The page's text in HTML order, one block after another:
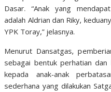
Dasar.
“Anak yang
adalah Aldrian dan Riky,
YPK Toray,” jelasnya.
Menurut Dansatgas, p
sebagai bentuk perhatian
kepada anak-anak
sederhana yang dilakukan